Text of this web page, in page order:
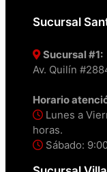
Sucursal
Sucursal #1:
Av. Quilín
Horario
Lunes a
horas.
Sábado: